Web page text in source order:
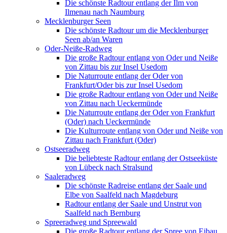
Die schönste Radtour entlang der Ilm von
Ilmenau nach Naumburg
Mecklenburger Seen
Die schönste Radtour um die Mecklenburger
Seen ab/an Waren
Oder-Neiße-Radweg
Die große Radtour entlang von Oder und Neiße
von Zittau bis zur Insel Usedom
Die Naturroute entlang der Oder von
Frankfurt/Oder bis zur Insel Usedom
Die große Radtour entlang von Oder und Neiße
von Zittau nach Ueckermünde
Die Naturroute entlang der Oder von Frankfurt
(Oder) nach Ueckermünde
Die Kulturroute entlang von Oder und Neiße von
Zittau nach Frankfurt (Oder)
Ostseeradweg
Die beliebteste Radtour entlang der Ostseeküste
von Lübeck nach Stralsund
Saaleradweg
Die schönste Radreise entlang der Saale und
Elbe von Saalfeld nach Magdeburg
Radtour entlang der Saale und Unstrut von
Saalfeld nach Bernburg
Spreeradweg und Spreewald
Die große Radtour entlang der Spree von Eibau